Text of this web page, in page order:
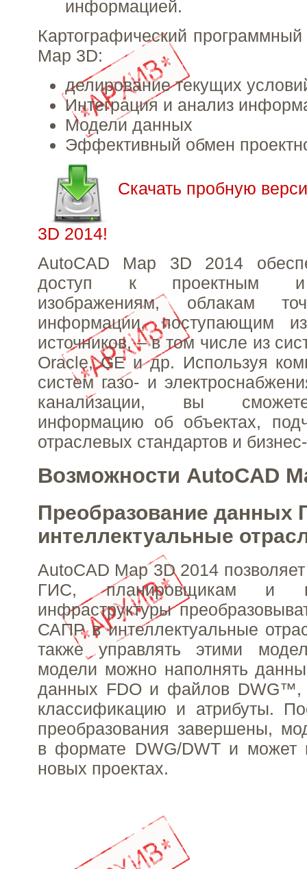
информацией.
Картографический
Map 3D:
делирование текущих
Интеграция и анализ
Модели данных
Эффективный обмен
Скачать пробную
3D 2014!
AutoCAD Map 3D 2014
доступ к проектным и
изображениям, облакам
информации, поступающим
источников, – в том числе из
Oracle, GE и др. Используя
систем газо- и
канализации, вы
информацию об объектах,
отраслевых стандартов и
Возможности AutoCAD
Преобразование данных
интеллектуальные
AutoCAD Map 3D 2014
ГИС, планировщикам и
инфраструктуры
САПР в интеллектуальные
также управлять этими
модели можно наполнять
данных FDO и файлов DWG™,
классификацию и атрибуты.
преобразования завершены,
в формате DWG/DWT и может
новых проектах.